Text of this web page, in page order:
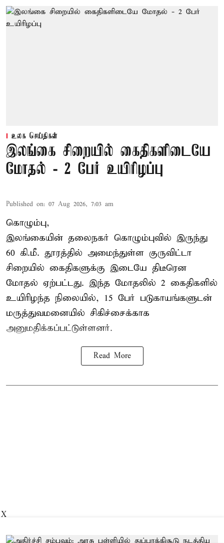
உலக செய்திகள்
இலங்கை சிறையில் கைதிகளிடையே
மோதல் - 2 பேர் உயிரிழப்பு
Published on: 07 Aug 2026, 7:03 am
கொழும்பு,
இலங்கையின் தலைநகர் கொழும்புவில் இருந்து
60 கி.மீ. தூரத்தில் அமைந்துள்ள குருவிட்டா
சிறையில் கைதிகளுக்கு இடையே திடீரென
மோதல் ஏற்பட்டது. இந்த மோதலில் 2 கைதிகளில்
உயிரிழந்த நிலையில், 15 பேர் படுகாயங்களுடன்
மருத்துவமனையில் சிகிச்சைக்காக
அனுமதிக்கப்பட்டுள்ளனர்.
Read More
X